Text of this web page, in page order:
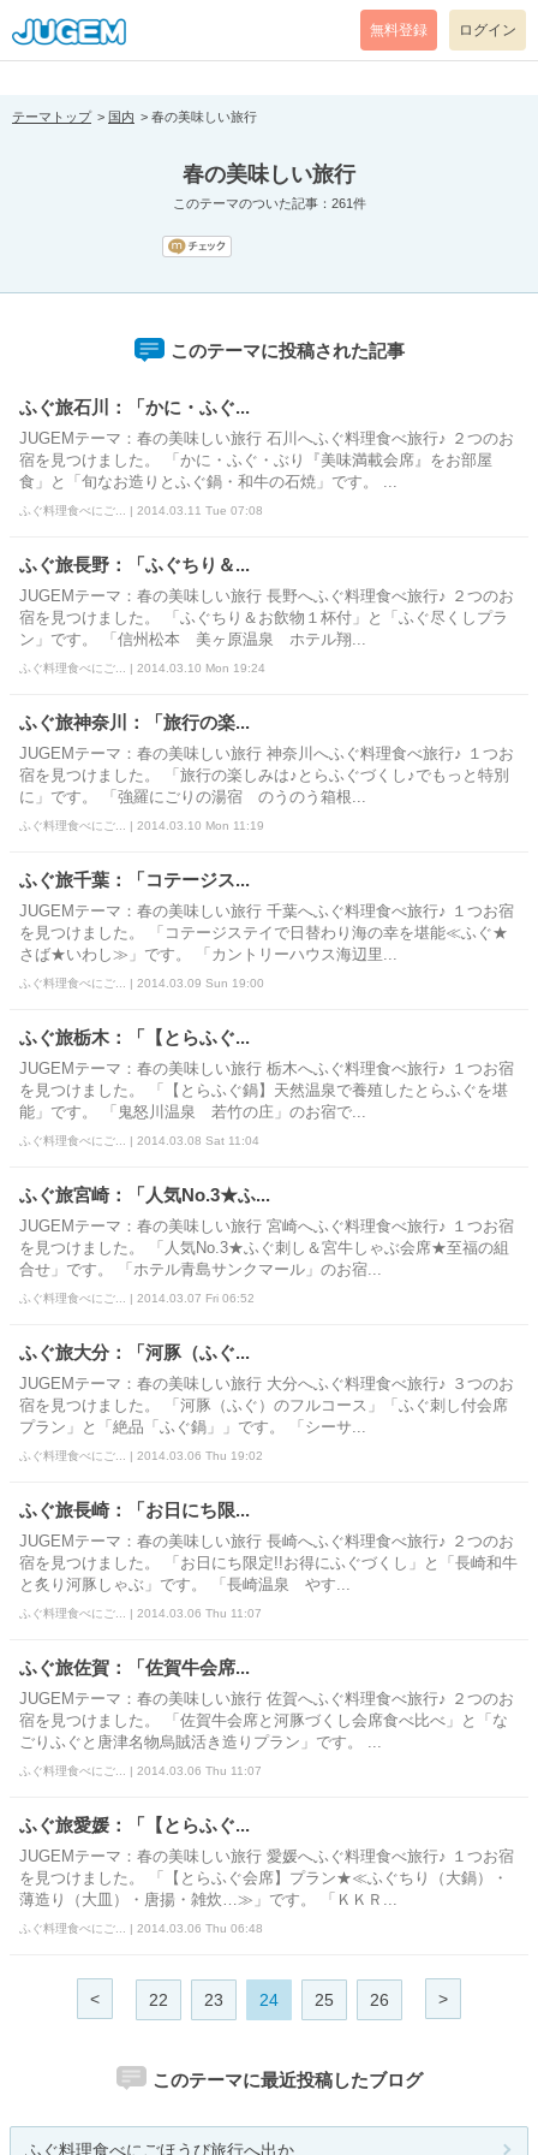
[pear_error: message="Success" code=0 mode=return level=notice
prefix="" info=""]
無料登録 ログイン
テーマトップ 国内 春の美味しい旅行
春の美味しい旅行
このテーマのついた記事：261件
このテーマに投稿された記事
ふぐ旅石川：「かに・ふぐ...
JUGEMテーマ：春の美味しい旅行 石川へふぐ料理食べ旅行♪ ２つのお
宿を見つけました。 「かに・ふぐ・ぶり『美味満載会席』をお部屋
食」と「旬なお造りとふぐ鍋・和牛の石焼」です。 ...
ふぐ料理食べにご... | 2014.03.11 Tue 07:08
ふぐ旅長野：「ふぐちり＆...
JUGEMテーマ：春の美味しい旅行 長野へふぐ料理食べ旅行♪ ２つのお
宿を見つけました。 「ふぐちり＆お飲物１杯付」と「ふぐ尽くしプラ
ン」です。 「信州松本 美ヶ原温泉 ホテル翔...
ふぐ料理食べにご... | 2014.03.10 Mon 19:24
ふぐ旅神奈川：「旅行の楽...
JUGEMテーマ：春の美味しい旅行 神奈川へふぐ料理食べ旅行♪ １つお
宿を見つけました。 「旅行の楽しみは♪とらふぐづくし♪でもっと特別
に」です。 「強羅にごりの湯宿 のうのう箱根...
ふぐ料理食べにご... | 2014.03.10 Mon 11:19
ふぐ旅千葉：「コテージス...
JUGEMテーマ：春の美味しい旅行 千葉へふぐ料理食べ旅行♪ １つお宿
を見つけました。 「コテージステイで日替わり海の幸を堪能≪ふぐ★
さば★いわし≫」です。 「カントリーハウス海辺里...
ふぐ料理食べにご... | 2014.03.09 Sun 19:00
ふぐ旅栃木：「【とらふぐ...
JUGEMテーマ：春の美味しい旅行 栃木へふぐ料理食べ旅行♪ １つお宿
を見つけました。 「【とらふぐ鍋】天然温泉で養殖したとらふぐを堪
能」です。 「鬼怒川温泉 若竹の庄」のお宿で...
ふぐ料理食べにご... | 2014.03.08 Sat 11:04
ふぐ旅宮崎：「人気No.3★ふ...
JUGEMテーマ：春の美味しい旅行 宮崎へふぐ料理食べ旅行♪ １つお宿
を見つけました。 「人気No.3★ふぐ刺し＆宮牛しゃぶ会席★至福の組
合せ」です。 「ホテル青島サンクマール」のお宿...
ふぐ料理食べにご... | 2014.03.07 Fri 06:52
ふぐ旅大分：「河豚（ふぐ...
JUGEMテーマ：春の美味しい旅行 大分へふぐ料理食べ旅行♪ ３つのお
宿を見つけました。 「河豚（ふぐ）のフルコース」「ふぐ刺し付会席
プラン」と「絶品「ふぐ鍋」」です。 「シーサ...
ふぐ料理食べにご... | 2014.03.06 Thu 19:02
ふぐ旅長崎：「お日にち限...
JUGEMテーマ：春の美味しい旅行 長崎へふぐ料理食べ旅行♪ ２つのお
宿を見つけました。 「お日にち限定!!お得にふぐづくし」と「長崎和牛
と炙り河豚しゃぶ」です。 「長崎温泉 やす...
ふぐ料理食べにご... | 2014.03.06 Thu 11:07
ふぐ旅佐賀：「佐賀牛会席...
JUGEMテーマ：春の美味しい旅行 佐賀へふぐ料理食べ旅行♪ ２つのお
宿を見つけました。 「佐賀牛会席と河豚づくし会席食べ比べ」と「な
ごりふぐと唐津名物烏賊活き造りプラン」です。 ...
ふぐ料理食べにご... | 2014.03.06 Thu 11:07
ふぐ旅愛媛：「【とらふぐ...
JUGEMテーマ：春の美味しい旅行 愛媛へふぐ料理食べ旅行♪ １つお宿
を見つけました。 「【とらふぐ会席】プラン★≪ふぐちり（大鍋）・
薄造り（大皿）・唐揚・雑炊…≫」です。 「ＫＫＲ...
ふぐ料理食べにご... | 2014.03.06 Thu 06:48
< 22 23 24 25 26 >
このテーマに最近投稿したブログ
ふぐ料理食べにごほうび旅行へ出か...